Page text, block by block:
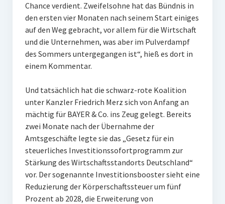
Chance verdient. Zweifelsohne hat das Bündnis in
den ersten vier Monaten nach seinem Start einiges
auf den Weg gebracht, vor allem für die Wirtschaft
und die Unternehmen, was aber im Pulverdampf
des Sommers untergegangen ist“, hieß es dort in
einem Kommentar.
Und tatsächlich hat die schwarz-rote Koalition
unter Kanzler Friedrich Merz sich von Anfang an
mächtig für BAYER & Co. ins Zeug gelegt. Bereits
zwei Monate nach der Übernahme der
Amtsgeschäfte legte sie das „Gesetz für ein
steuerliches Investitionssofortprogramm zur
Stärkung des Wirtschaftsstandorts Deutschland“
vor. Der sogenannte Investitionsbooster sieht eine
Reduzierung der Körperschaftssteuer um fünf
Prozent ab 2028, die Erweiterung von